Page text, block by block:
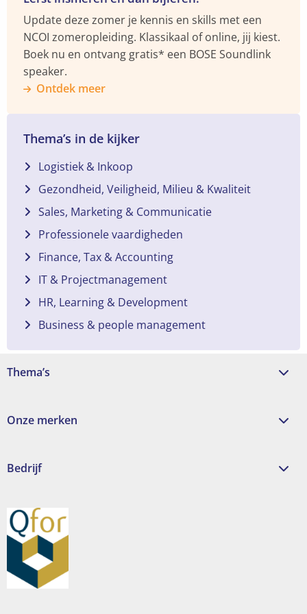
Update deze zomer je kennis en skills met een
NCOI zomeropleiding. Klassikaal of online, jij kiest.
Boek nu en ontvang gratis* een BOSE Soundlink
speaker.
Ontdek meer
Thema’s in de kijker
Logistiek & Inkoop
Gezondheid, Veiligheid, Milieu & Kwaliteit
Sales, Marketing & Communicatie
Professionele vaardigheden
Finance, Tax & Accounting
IT & Projectmanagement
HR, Learning & Development
Business & people management
Thema’s
Onze merken
Bedrijf